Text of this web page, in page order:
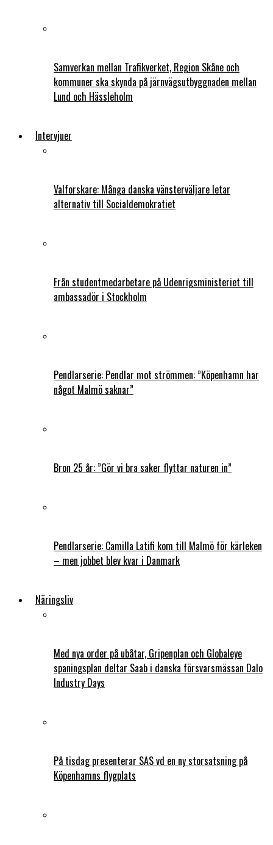
Samverkan mellan Trafikverket, Region Skåne och
kommuner ska skynda på järnvägsutbyggnaden mellan
Lund och Hässleholm
Intervjuer
Valforskare: Många danska vänsterväljare letar
alternativ till Socialdemokratiet
Från studentmedarbetare på Udenrigsministeriet till
ambassadör i Stockholm
Pendlarserie: Pendlar mot strömmen: ”Köpenhamn har
något Malmö saknar”
Bron 25 år: ”Gör vi bra saker flyttar naturen in”
Pendlarserie: Camilla Latifi kom till Malmö för kärleken
– men jobbet blev kvar i Danmark
Näringsliv
Med nya order på ubåtar, Gripenplan och Globaleye
spaningsplan deltar Saab i danska försvarsmässan Dalo
Industry Days
På tisdag presenterar SAS vd en ny storsatsning på
Köpenhamns flygplats